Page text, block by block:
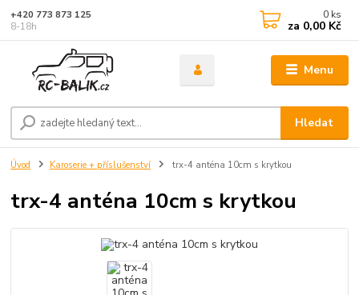
Menu
Hledat
+420 773 873 125
8-18h
0 ks
za 0,00 Kč
Úvod Karoserie + příslušenství trx-4 anténa 10cm s krytkou
trx-4 anténa 10cm s krytkou